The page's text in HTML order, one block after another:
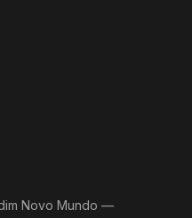
Novo Mundo —